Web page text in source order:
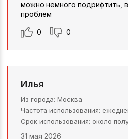
можно немного подрифтить,
проблем
0 0
Илья
Из города Москва
Частота использования
Срок использования около
31 мая 2026